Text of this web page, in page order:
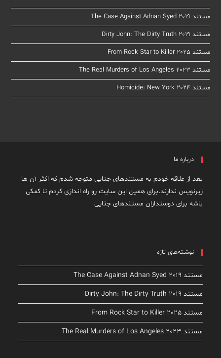
مستند The Case Against Adnan Syed 2019
مستند Dirty John: The Dirty Truth 2019
مستند From Rock Star to Killer 2025
مستند The Real Murders of Los Angeles 2023
مستند Homicide: New York 2024
درباره ما
بعد از علاقه خودم به مستندهای جنایی متوجه شدم که اکثر آن ها
زیرنویس ندارند.برای همین این سایت رو راه اندازی کردم تا کمکی
باشه برای دوستداران مستندهای جنایی
نوشته‌های تازه
مستند The Case Against Adnan Syed 2019
مستند Dirty John: The Dirty Truth 2019
مستند From Rock Star to Killer 2025
مستند The Real Murders of Los Angeles 2023